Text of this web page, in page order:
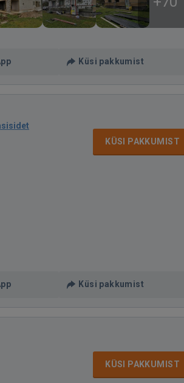
Küsi pakkumist
KÜSI PAKKUMIST
Küsi pakkumist
KÜSI PAKKUMIST